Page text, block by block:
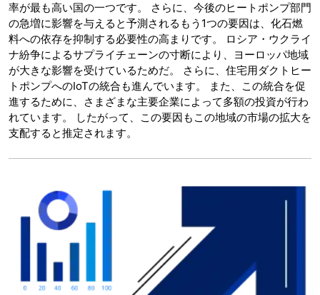
率が最も高い国の一つです。 さらに、今後のヒートポンプ部門
の急増に影響を与えると予測されるもう1つの要因は、化石燃
料への依存を抑制する必要性の高まりです。 ロシア・ウクライ
ナ紛争によるサプライチェーンの寸断により、ヨーロッパ地域
が大きな影響を受けているためだ。 さらに、住宅用ダクトヒー
トポンプへのIoTの統合も進んでいます。 また、この統合を促
進するために、さまざまな主要企業によって多額の投資が行わ
れています。 したがって、この要因もこの地域の市場の拡大を
支配すると推定されます。